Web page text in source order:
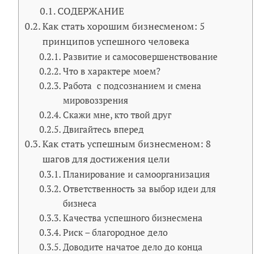
СОДЕРЖАНИЕ
Как стать хорошим бизнесменом: 5
принципов успешного человека
Развитие и самосовершенствование
Что в характере моем?
Работа с подсознанием и смена
мировоззрения
Скажи мне, кто твой друг
Двигайтесь вперед
Как стать успешным бизнесменом: 8
шагов для достижения цели
Планирование и самоорганизация
Ответственность за выбор идеи для
бизнеса
Качества успешного бизнесмена
Риск – благородное дело
Доводите начатое дело до конца